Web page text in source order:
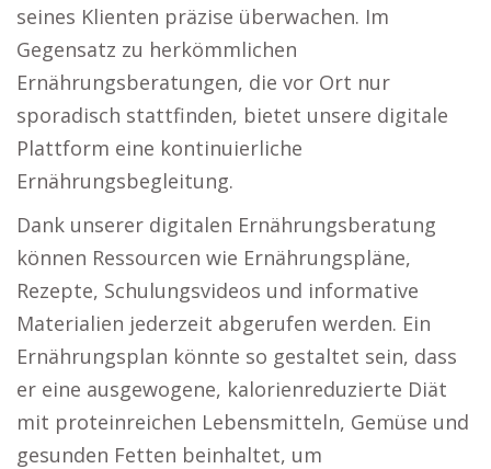
seines Klienten präzise überwachen. Im
Gegensatz zu herkömmlichen
Ernährungsberatungen, die vor Ort nur
sporadisch stattfinden, bietet unsere digitale
Plattform eine kontinuierliche
Ernährungsbegleitung.
Dank unserer digitalen Ernährungsberatung
können Ressourcen wie Ernährungspläne,
Rezepte, Schulungsvideos und informative
Materialien jederzeit abgerufen werden. Ein
Ernährungsplan könnte so gestaltet sein, dass
er eine ausgewogene, kalorienreduzierte Diät
mit proteinreichen Lebensmitteln, Gemüse und
gesunden Fetten beinhaltet, um